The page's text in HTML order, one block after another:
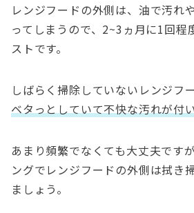
レンジフードの外側は、油で汚れ
ってしまうので、2~3ヵ月に1回程
ストです。
しばらく掃除していないレンジフ
ベタっとしていて不快な汚れが付
あまり頻繁でなくても大丈夫です
ングでレンジフードの外側は拭き
ましょう。